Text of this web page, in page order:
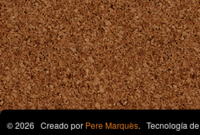
© 2026 Creado por Pere Marquès. Tecnología de